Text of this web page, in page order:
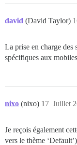
david (David Taylor)
La prise en charge des
spécifiques aux
nixo (nixo) Juillet
17
Je reçois également
vers le thème